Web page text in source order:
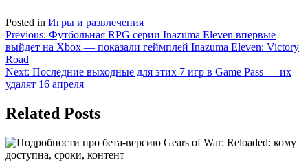
Posted in Игры и развлечения
Навигация
по
записям
Previous: Футбольная RPG серии Inazuma Eleven впервые
выйдет на Xbox — показали геймплей Inazuma Eleven: Victory
Road
Next: Последние выходные для этих 7 игр в Game Pass — их
удалят 16 апреля
Related Posts